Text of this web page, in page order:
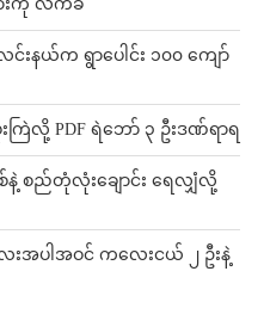
ားကို လက်ခံ
င်းနယ်က ရွာပေါင်း ၁၀၀ ကျော်
းကြဲလို့ PDF ရဲဘော် ၃ ဦးဒဏ်ရာရ
စည်တုံလုံးချောင်း ရေလျှံလို့
းအပါအဝင် ကလေးငယ် ၂ ဦးနဲ့